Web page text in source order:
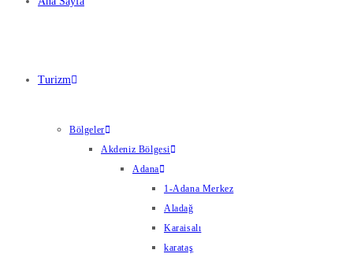
Turizm
Bölgeler
Akdeniz Bölgesi
Adana
1-Adana Merkez
Aladağ
Karaisalı
karataş